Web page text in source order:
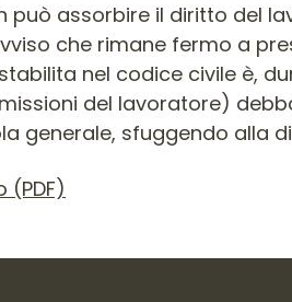
può assorbire il diritto del
che rimane fermo a
nel codice civile è,
del lavoratore)
generale, sfuggendo alla
(PDF)